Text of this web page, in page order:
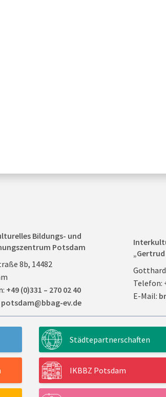
Bildungs- und
Potsdam
8b, 14482
+49 (0)331 – 270 02 40
potsdam@bbag-ev.de
Telefon:
E-Mail:
Städtepartnerschaften
IKBBZ Potsdam